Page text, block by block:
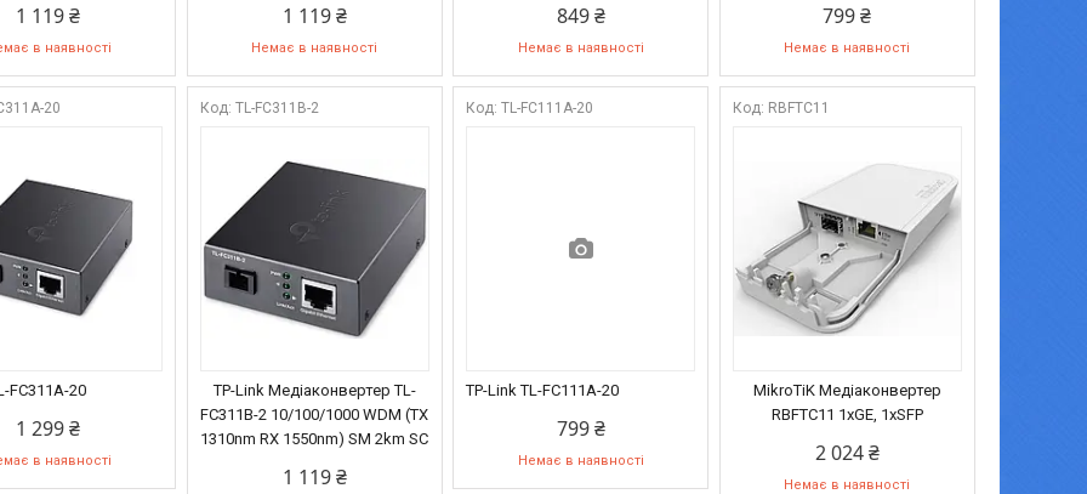
1 119 ₴
в наявності
1 119 ₴
Немає в наявності
849 ₴
Немає в наявності
799 ₴
Немає в наявності
20
FC311A-20
1 299 ₴
в наявності
TL-FC311B-2
TP-Link Медіаконвертер TL-
FC311B-2 10/100/1000 WDM (TX
1310nm RX 1550nm) SM 2km SC
1 119 ₴
TL-FC111A-20
TP-Link TL-FC111A-20
799 ₴
Немає в наявності
RBFTC11
MikroTiK Медіаконвертер
RBFTC11 1xGE, 1xSFP
2 024 ₴
Немає в наявності